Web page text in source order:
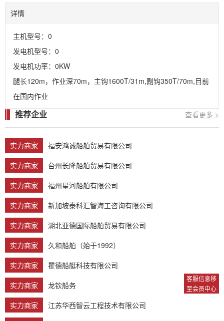
客服信息移
至会员中心
详情
主机型号：0
发电机型号：0
发电机功率：0KW
腿长120m，作业深70m，主钩1600T/31m,副钩350T/70m,目前
在国内作业
推荐企业 查看更多 >
实力商家
福安鸿诚船舶贸易有限公司
实力商家
台州长隆船舶贸易有限公司
实力商家
福州星河船舶有限公司
实力商家
新加坡泰科汇智海工咨询有限公司
实力商家
湖北亚德国际船舶贸易有限公司
实力商家
久和船舶（始于1992）
实力商家
瞿德船艇科技有限公司
实力商家
龙钦船务
实力商家
江苏华西智云工程技术有限公司